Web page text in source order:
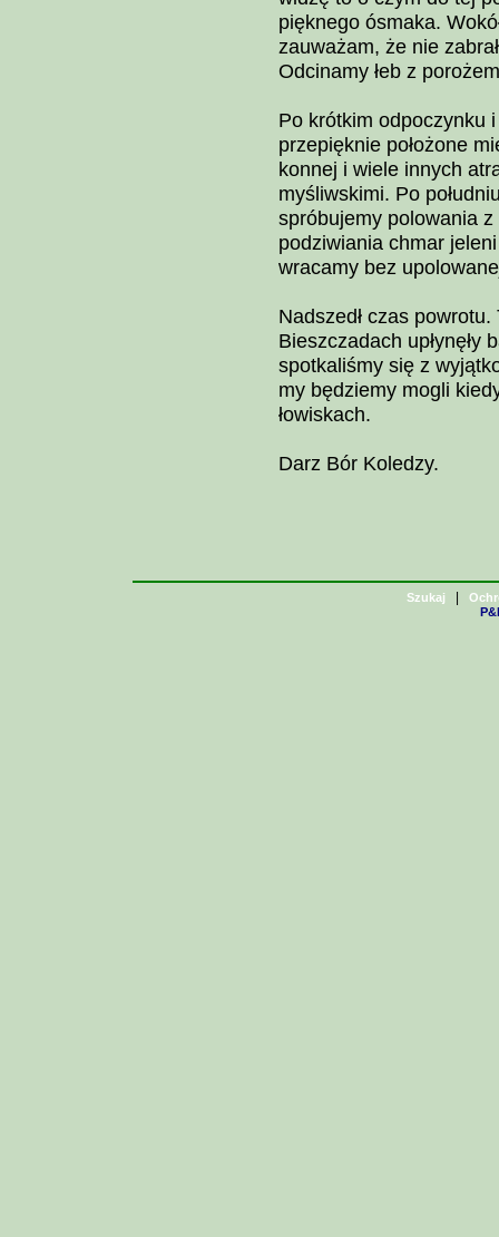
pięknego ósmaka.
zauważam, że nie
Odcinamy łeb z
Po krótkim odpoczynku
przepięknie położone
konnej i wiele innych
myśliwskimi. Po
spróbujemy polowania
podziwiania chmar
wracamy bez
Nadszedł czas
Bieszczadach upłynęły
spotkaliśmy się z
my będziemy mogli
łowiskach.
Darz Bór Koledzy.
Szukaj